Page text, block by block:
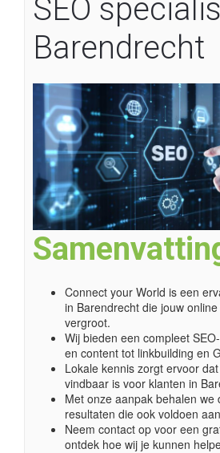
SEO
Barendrecht
Connect your World is een
in Barendrecht die jouw
vergroot.
Wij bieden een compleet
en content tot linkbuilding en
Lokale kennis zorgt ervoor
vindbaar is voor klanten in
Met onze aanpak behalen we
resultaten die ook voldoen
Neem contact op voor een
ontdek hoe wij je kunnen